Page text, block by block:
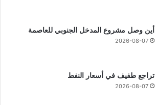
أين وصل مشروع المدخل الجنوبي للعاصمة
2026-08-07
تراجع طفيف في أسعار النفط
2026-08-07